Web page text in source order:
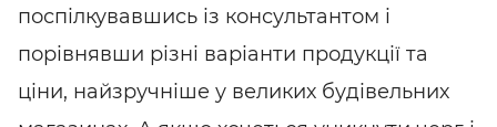
поспілкувавшись із консультантом і
порівнявши різні варіанти продукції та
ціни, найзручніше у великих будівельних